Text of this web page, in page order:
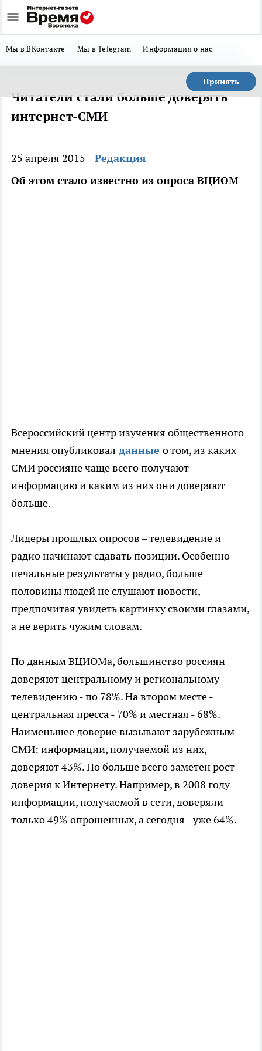
Мы в ВКонтакте Мы в Telegram Информация о нас
Принять
Читатели стали больше доверять
интернет-СМИ
25 апреля 2015
Редакция
Об этом стало известно из опроса ВЦИОМ
Всероссийский центр изучения общественного
мнения опубликовал данные о том, из каких
СМИ россияне чаще всего получают
информацию и каким из них они доверяют
больше.
Лидеры прошлых опросов – телевидение и
радио начинают сдавать позиции. Особенно
печальные результаты у радио, больше
половины людей не слушают новости,
предпочитая увидеть картинку своими глазами,
а не верить чужим словам.
По данным ВЦИОМа, большинство россиян
доверяют центральному и региональному
телевидению - по 78%. На втором месте -
центральная пресса - 70% и местная - 68%.
Наименьшее доверие вызывают зарубежным
СМИ: информации, получаемой из них,
доверяют 43%. Но больше всего заметен рост
доверия к Интернету. Например, в 2008 году
информации, получаемой в сети, доверяли
только 49% опрошенных, а сегодня - уже 64%.